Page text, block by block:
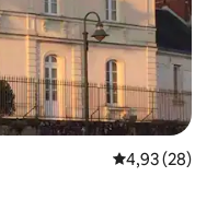
Prosječna
4,93 (28)